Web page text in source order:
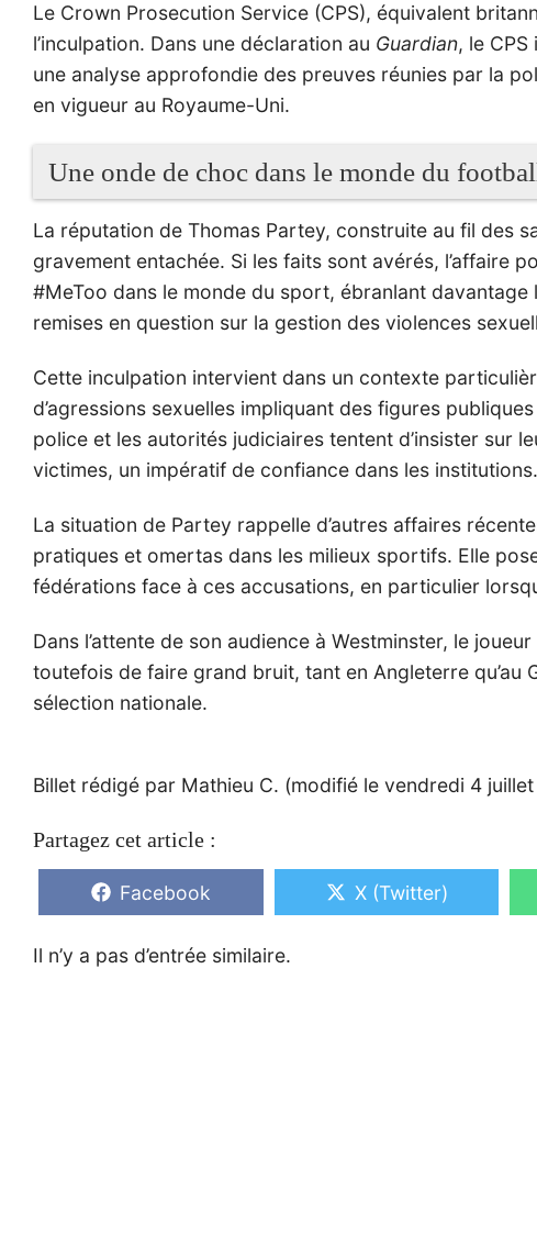
Le Crown Prosecution Service (CPS), équivalent
l’inculpation. Dans une déclaration au Guardian, le
une analyse approfondie des preuves réunies par la
en vigueur au Royaume-Uni.
Une onde de choc dans le monde du
La réputation de Thomas Partey, construite au fil des
gravement entachée. Si les faits sont avérés, l’affaire
#MeToo dans le monde du sport, ébranlant
remises en question sur la gestion des violences
Cette inculpation intervient dans un contexte
d’agressions sexuelles impliquant des figures
police et les autorités judiciaires tentent d’insister sur
victimes, un impératif de confiance dans les institutions.
La situation de Partey rappelle d’autres affaires
pratiques et omertas dans les milieux sportifs. Elle
fédérations face à ces accusations, en particulier
Dans l’attente de son audience à Westminster, le
toutefois de faire grand bruit, tant en Angleterre qu’au
sélection nationale.
Billet rédigé par Mathieu C. (modifié le vendredi 4
Partagez cet article :
Share
on
Facebook
Share
on
X (Twitter)
Il n’y a pas d’entrée similaire.